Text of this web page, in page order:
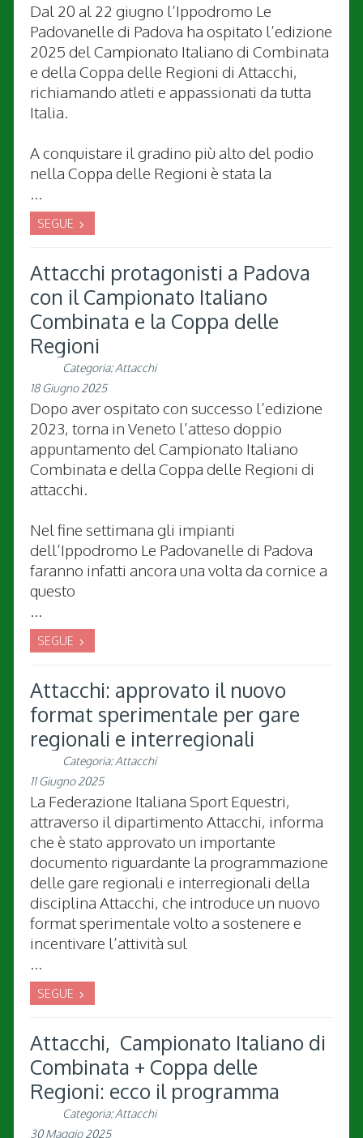
Dal 20 al 22 giugno l’Ippodromo Le
Padovanelle di Padova ha ospitato l’edizione
2025 del Campionato Italiano di Combinata
e della Coppa delle Regioni di Attacchi,
richiamando atleti e appassionati da tutta
Italia.
A conquistare il gradino più alto del podio
nella Coppa delle Regioni è stata la
...
SEGUE
Attacchi protagonisti a Padova
con il Campionato Italiano
Combinata e la Coppa delle
Regioni
Categoria:Attacchi
18 Giugno 2025
Dopo aver ospitato con successo l’edizione
2023, torna in Veneto l’atteso doppio
appuntamento del Campionato Italiano
Combinata e della Coppa delle Regioni di
attacchi.
Nel fine settimana gli impianti
dell’Ippodromo Le Padovanelle di Padova
faranno infatti ancora una volta da cornice a
questo
...
SEGUE
Attacchi: approvato il nuovo
format sperimentale per gare
regionali e interregionali
Categoria:Attacchi
11 Giugno 2025
La Federazione Italiana Sport Equestri,
attraverso il dipartimento Attacchi, informa
che è stato approvato un importante
documento riguardante la programmazione
delle gare regionali e interregionali della
disciplina Attacchi, che introduce un nuovo
format sperimentale volto a sostenere e
incentivare l’attività sul
...
SEGUE
Attacchi, Campionato Italiano di
Combinata + Coppa delle
Regioni: ecco il programma
Categoria:Attacchi
30 Maggio 2025